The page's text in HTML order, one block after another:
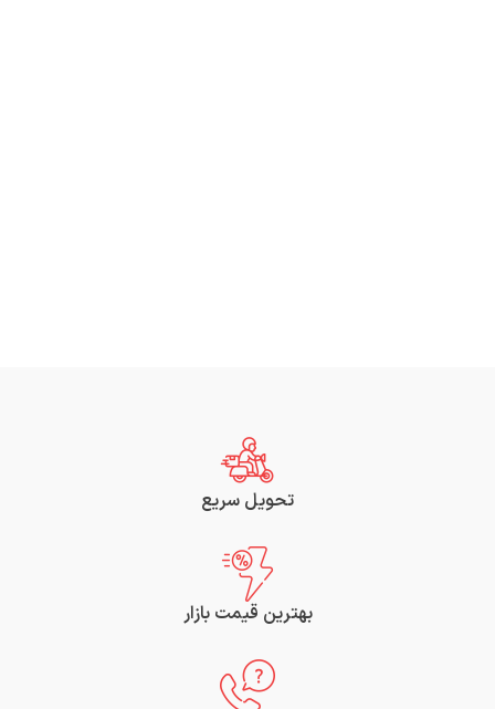
تحویل سریع
بهترین قیمت بازار